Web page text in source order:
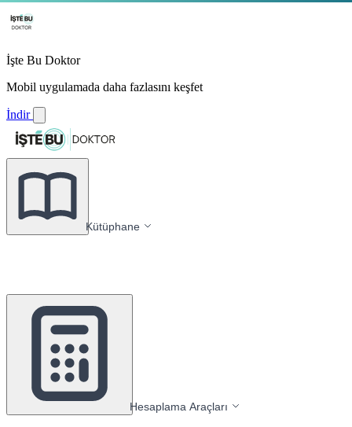
İşte Bu Doktor
Mobil uygulamada daha fazlasını keşfet
İndir
Kütüphane
Hesaplama Araçları